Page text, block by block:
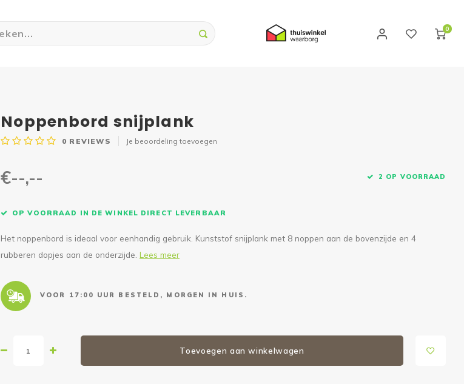
0
Noppenbord snijplank
0 REVIEWS Je beoordeling toevoegen
€--,-- 2 OP VOORRAAD
OP VOORRAAD IN DE WINKEL DIRECT LEVERBAAR
Het noppenbord is ideaal voor eenhandig gebruik. Kunststof snijplank met 8 noppen aan de bovenzijde en 4
rubberen dopjes aan de onderzijde. Lees meer
VOOR 17:00 UUR BESTELD, MORGEN IN HUIS.
Toevoegen aan winkelwagen